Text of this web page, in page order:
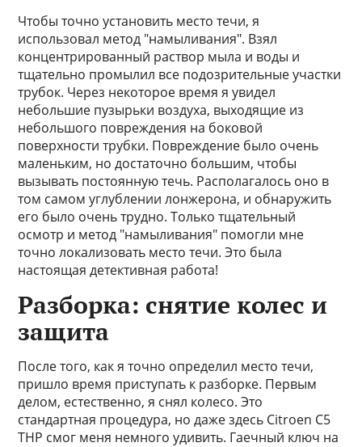
Чтобы точно установить место течи, я
использовал метод "намыливания". Взял
концентрированный раствор мыла и воды и
тщательно промылил все подозрительные участки
трубок. Через некоторое время я увидел
небольшие пузырьки воздуха, выходящие из
небольшого повреждения на боковой
поверхности трубки. Повреждение было очень
маленьким, но достаточно большим, чтобы
вызывать постоянную течь. Располагалось оно в
том самом углублении лонжерона, и обнаружить
его было очень трудно. Только тщательный
осмотр и метод "намыливания" помогли мне
точно локализовать место течи. Это была
настоящая детективная работа!
Разборка: снятие колес и
защита
После того, как я точно определил место течи,
пришло время приступать к разборке. Первым
делом, естественно, я снял колесо. Это
стандартная процедура, но даже здесь Citroen C5
THP смог меня немного удивить. Гаечный ключ на